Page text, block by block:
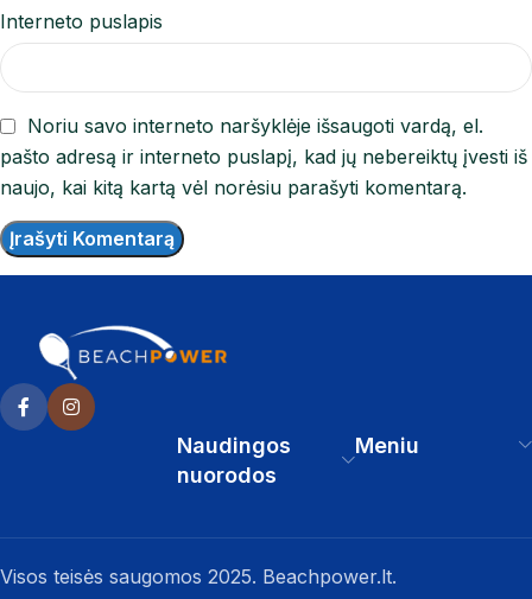
Interneto puslapis
Noriu savo interneto naršyklėje išsaugoti vardą, el.
pašto adresą ir interneto puslapį, kad jų nebereiktų įvesti iš
naujo, kai kitą kartą vėl norėsiu parašyti komentarą.
Naudingos
nuorodos
Meniu
Visos teisės saugomos 2025. Beachpower.lt.